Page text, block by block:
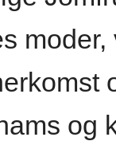
moder,
og